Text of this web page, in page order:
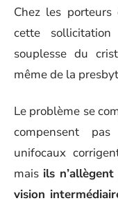
Chez les
cette
souplesse du
même de la
Le problème se
compensent
unifocaux
mais ils
vision